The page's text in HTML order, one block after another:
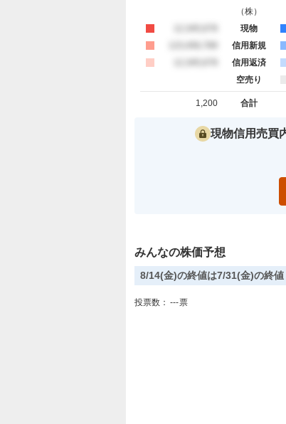
（株）
現物
信用新規
信用返済
空売り
合計
1,200
現物信用売買
みんなの株価予想
8/14(金)の終値は7/31(金)の終
投票数： ---票